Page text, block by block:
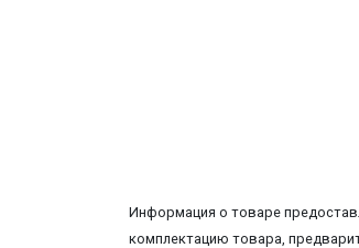
Информация о товаре
комплектацию товара,